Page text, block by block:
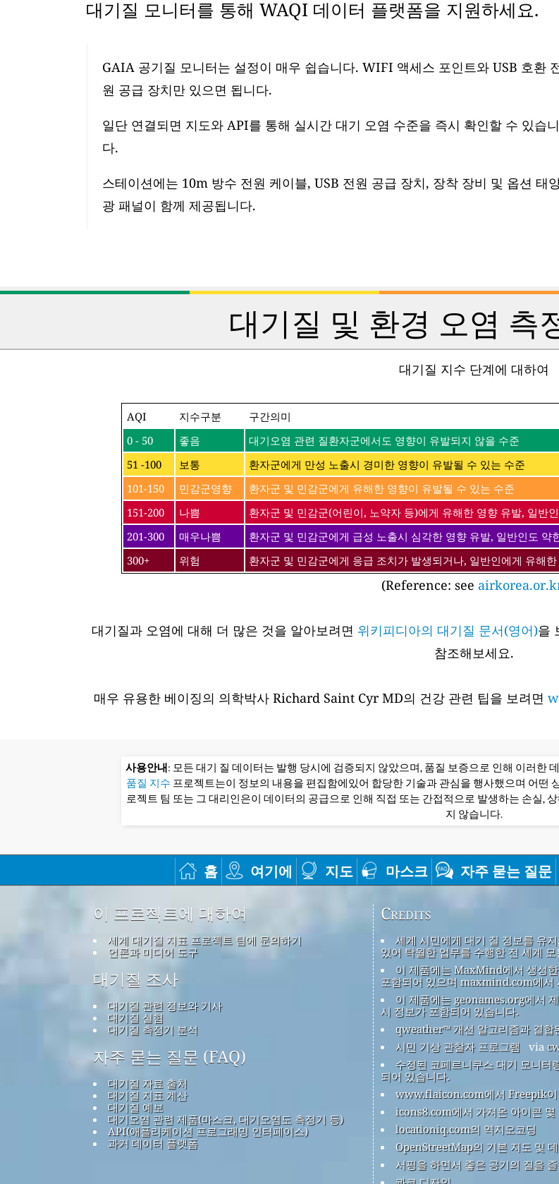
대기질 모니터를 통해 WAQI 데이터 플랫폼을 지원하세요.
GAIA 공기질 모니터는 설정이 매우 쉽습니다. WIFI 액세스 포인트와 USB 호환
원 공급 장치만 있으면 됩니다.
일단 연결되면 지도와 API를 통해 실시간 대기 오염 수준을 즉시 확인할 수 있습니
다.
스테이션에는 10m 방수 전원 케이블, USB 전원 공급 장치, 장착 장비 및 옵션 태
광 패널이 함께 제공됩니다.
대기질 및 환경 오염 측
대기질 지수 단계에 대하여
AQI 지수구분
구간의미
0 - 50
좋음
대기오염 관련 질환자군에서도 영향이 유발되지 않을 수준
51 -100
보통
환자군에게 만성 노출시 경미한 영향이 유발될 수 있는 수준
101-150
민감군영향
환자군 및 민감군에게 유해한 영향이 유발될 수 있는 수준
151-200
나쁨
환자군 및 민감군(어린이, 노약자 등)에게 유해한 영향 유발, 일반
201-300
매우나쁨
환자군 및 민감군에게 급성 노출시 심각한 영향 유발, 일반인도 약
300+
위험 환자군 및 민감군에게 응급 조치가 발생되거나, 일반인에게 유해
(Reference: see
대기질과 오염에 대해 더 많은 것을 알아보려면 위키피디아의 대기질 문서(영어)을
참조해보세요.
매우 유용한 베이징의 의학박사 Richard Saint Cyr MD의 건강 관련 팁을 보려면
사용안내: 모든 대기 질 데이터는 발행 당시에 검증되지 않았으며, 품질 보증으로 인해 이러한
품질 지수 프로젝트는이 정보의 내용을 편집함에있어 합당한 기술과 관심을 행사했으며 어떤
로젝트 팀 또는 그 대리인은이 데이터의 공급으로 인해 직접 또는 간접적으로 발생하는 손실,
지 않습니다.
홈 여기에 지도 마스크 자주 묻는 질문
이 프로젝트에 대하여
세계 대기질 지표 프로젝트 팀에 문의하기
언론과 미디어 도구
대기질 조사
대기질 관련 정보와 기사
대기질 실험
대기질 측정기 분석
자주 묻는 질문 (FAQ)
대기질 자료 출처
대기질 지표 계산
대기질 예보
대기오염 관련 제품(마스크, 대기오염도 측정기 등)
API(애플리케이션 프로그래밍 인터페이스)
과거 데이터 플랫폼
Credits
세계 시민에게 대기 질 정보를 유
있어 탁월한 업무를 수행한 전 세계 모
이 제품에는 MaxMind에서 생성
포함되어 있으며 maxmind.com에서
이 제품에는 geonames.org에서
시 정보가 포함되어 있습니다.
qweather™ 개선 알고리즘과 결합
시민 기상 관찰자 프로그램
via
수정된 코페르니쿠스 대기 모니터
되어 있습니다.
www.flaicon.com에서 Freepik이
icons8.com에서 가져온 아이콘 몇
locationiq.com의 역지오코딩
OpenStreetMap의 기본 지도 및
서핑을 하면서 좋은 공기의 질을